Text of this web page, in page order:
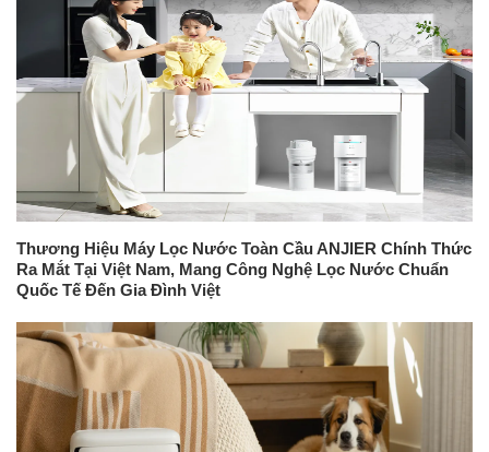
Thương Hiệu Máy Lọc Nước Toàn Cầu ANJIER Chính Thức
Ra Mắt Tại Việt Nam, Mang Công Nghệ Lọc Nước Chuẩn
Quốc Tế Đến Gia Đình Việt